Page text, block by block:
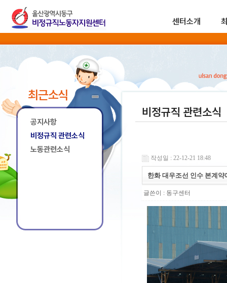
센터소개
최근소식
공지사항
비정규직 관련소식
노동관련소식
비정규직 관련소식
작성일 : 22-12-21 18:48
한화 대우조선 인수 본계
글쓴이 : 동구센터